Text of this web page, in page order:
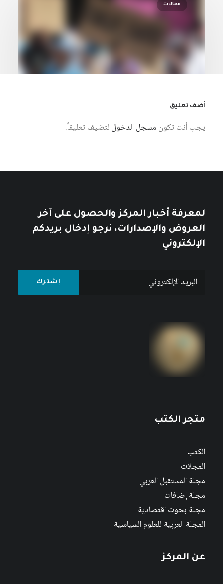
مقالات
27 يوليو، 2026
أضف تعليق
يجب أنت تكون مسجل الدخول لتضيف تعليقاً.
لمعرفة أخبار المركز والحصول على آخر
العروض والإصدارات، نرجو إدخال بريدكم
الإلكتروني
متجر الكتب
الكتب
المجلات
مجلة المستقبل العربي
مجلة إضافات
مجلة بحوث اقتصادية
المجلة العربية للعلوم السياسية
عن المركز